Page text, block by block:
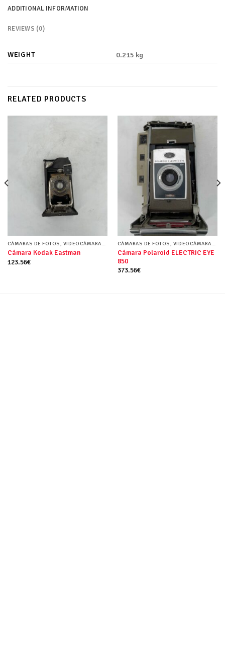
ADDITIONAL INFORMATION
REVIEWS (0)
WEIGHT 0.215 kg
RELATED PRODUCTS
CÁMARAS DE FOTOS, VIDEOCÁMARAS Y FUNDAS
Cámara Kodak Eastman
123.56€
CÁMARAS DE FOTOS, VIDEOCÁMARAS Y FUNDAS
Cámara Polaroid ELECTRIC EYE
850
373.56€